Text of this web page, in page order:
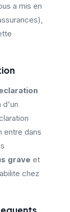
a mis en
d'un
entre dans
grave et
chez